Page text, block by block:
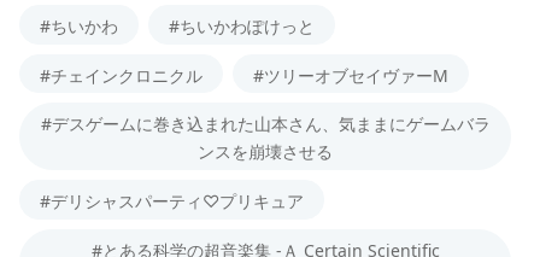
#ちいかわ #ちいかわぽけっと
#チェインクロニクル #ツリーオブセイヴァーM
#デスゲームに巻き込まれた山本さん、気ままにゲームバラ
ンスを崩壊させる
#デリシャスパーティ♡プリキュア
#とある科学の超音楽集 -Ａ Certain Scientific